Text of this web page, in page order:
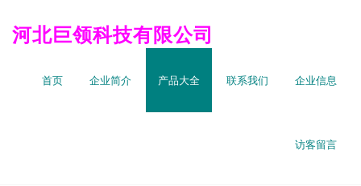
河北巨领科技有限公司
首页 企业简介 产品大全 联系我们 企业信息
访客留言